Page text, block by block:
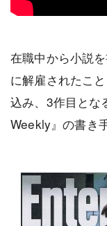
在職中から小説
に解雇されたこ
込み、3作目と
Weekly』の書き